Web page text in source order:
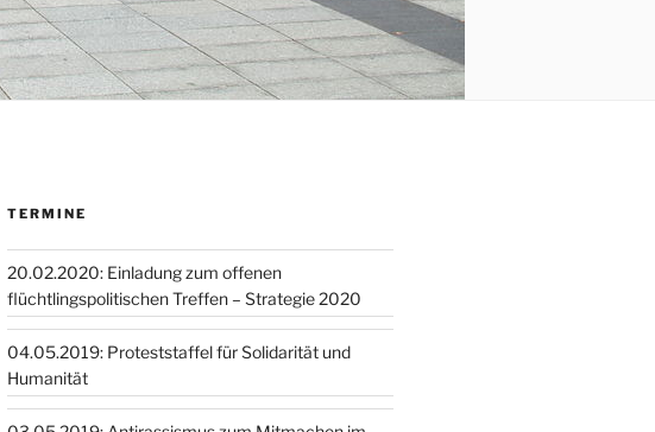
TERMINE
20.02.2020: Einladung zum offenen
flüchtlingspolitischen Treffen – Strategie 2020
04.05.2019: Proteststaffel für Solidarität und
Humanität